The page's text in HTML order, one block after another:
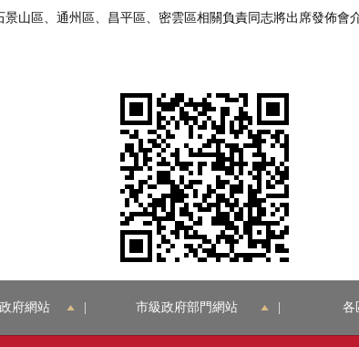
山區、通州區、昌平區、密雲區相關負責同志將出席發佈會
府網站 市級政府部門網站 各